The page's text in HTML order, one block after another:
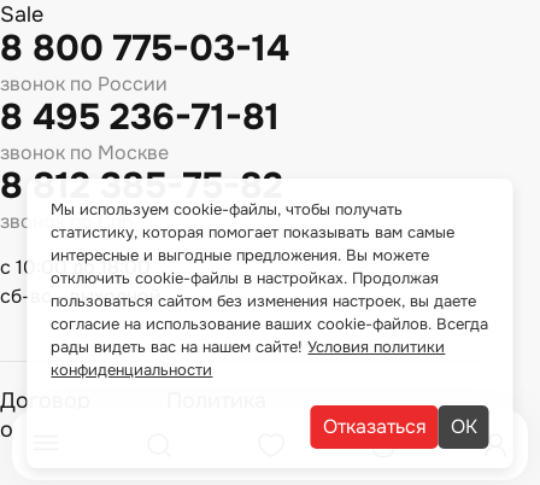
Sale
8 800 775-03-14
звонок по России
8 495 236-71-81
звонок по Москве
8 812 385-75-82
звонок по Спб
с 10:00 до 18:00
сб-вс - выходной
Договор
оферты
конфиденциальности
Мы используем cookie-файлы, чтобы получать
статистику, которая помогает показывать вам самые
интересные и выгодные предложения. Вы можете
отключить cookie-файлы в настройках. Продолжая
пользоваться сайтом без изменения настроек, вы даете
согласие на использование ваших cookie-файлов. Всегда
рады видеть вас на нашем сайте!Условия политики
конфиденциальности
Отказаться ОК